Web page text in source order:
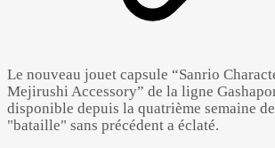
Le nouveau jouet capsule “Sanrio
Mejirushi Accessory” de la ligne
disponible depuis la quatrième semaine
"bataille" sans précédent a éclaté.